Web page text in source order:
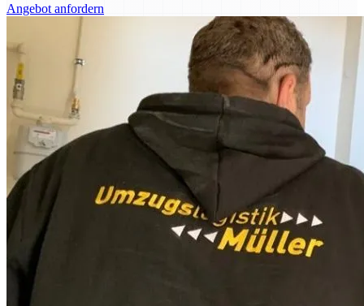
Angebot anfordern